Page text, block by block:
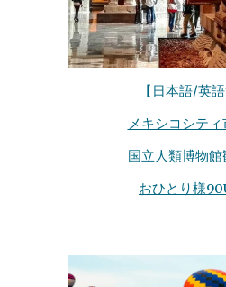
【日本語/英語
メキシコシテ
国立人類博物館
おひとり様